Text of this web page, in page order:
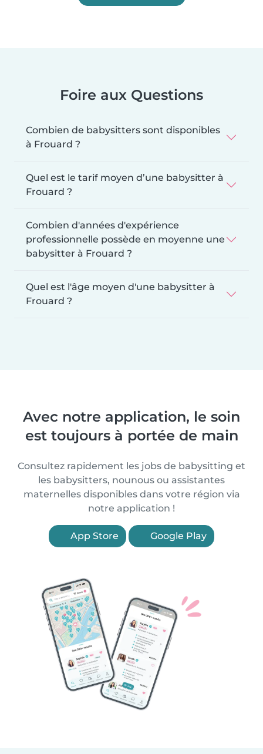
Foire aux Questions
Combien de babysitters sont disponibles
à Frouard ?
Quel est le tarif moyen d’une babysitter à
Frouard ?
Combien d'années d'expérience
professionnelle possède en moyenne une
babysitter à Frouard ?
Quel est l'âge moyen d'une babysitter à
Frouard ?
Avec notre application, le soin
est toujours à portée de main
Consultez rapidement les jobs de babysitting et
les babysitters, nounous ou assistantes
maternelles disponibles dans votre région via
notre application !
App Store Google Play